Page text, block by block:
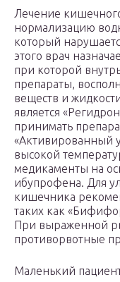
Лечение
нормализацию
который
этого врач
при которой
препараты,
веществ и
является
принимать
«Активированный
высокой
медикаменты на
ибупрофена. Для
кишечника
таких как
При выраженной
противорвотные
Маленький